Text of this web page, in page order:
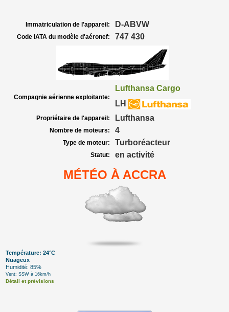
Immatriculation de l'appareil: D-ABVW
Code IATA du modèle d'aéronef: 747 430
Compagnie aérienne exploitante:
Lufthansa Cargo
LH
Propriétaire de l'appareil: Lufthansa
Nombre de moteurs: 4
Type de moteur: Turboréacteur
Statut: en activité
MÉTÉO À ACCRA
Température: 24°C
Nuageux
Humidité: 85%
Vent: SSW à 16km/h
Détail et prévisions